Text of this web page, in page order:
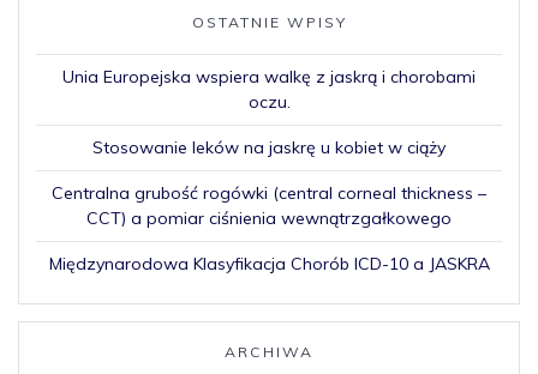
OSTATNIE WPISY
Unia Europejska wspiera walkę z jaskrą i chorobami
oczu.
Stosowanie leków na jaskrę u kobiet w ciąży
Centralna grubość rogówki (central corneal thickness –
CCT) a pomiar ciśnienia wewnątrzgałkowego
Międzynarodowa Klasyfikacja Chorób ICD-10 a JASKRA
ARCHIWA